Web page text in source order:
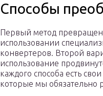
Способы
Первый метод
использовании
конвертеров. Второй
использование
каждого способа есть
которые мы обязательно